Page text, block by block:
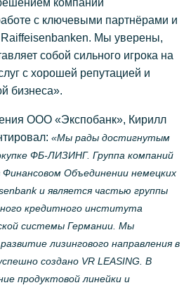
компании
с ключевыми партнёрами и
Мы уверены,
собой сильного игрока на
с хорошей репутацией и
бизнеса».
ООО «Экспобанк», Кирилл
«Мы рады достигнутым
ФБ-ЛИЗИНГ. Группа компаний
Финансовом Объединении немецких
и является частью группы
кредитного института
системы Германии. Мы
лизингового направления в
создано VR LEASING. В
продуктовой линейки и